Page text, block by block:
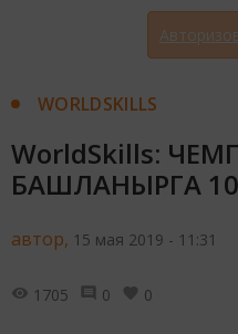
WORLDSKILLS
WorldSkills:
БАШЛАНЫРГА
автор, 15 мая 2019 - 11:31
1705 0 0